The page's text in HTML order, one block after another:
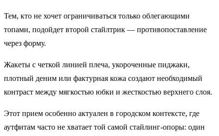
Тем, кто не хочет ограничиваться только облегающими
топами, подойдет второй стайлтрик — противопоставление
через форму.
Жакеты с четкой линией плеча, укороченные пиджаки,
плотный деним или фактурная кожа создают необходимый
контраст между мягкостью юбки и жесткостью верхнего слоя.
Этот прием особенно актуален в городском контексте, где
аутфитам часто не хватает той самой стайлинг-опоры: один